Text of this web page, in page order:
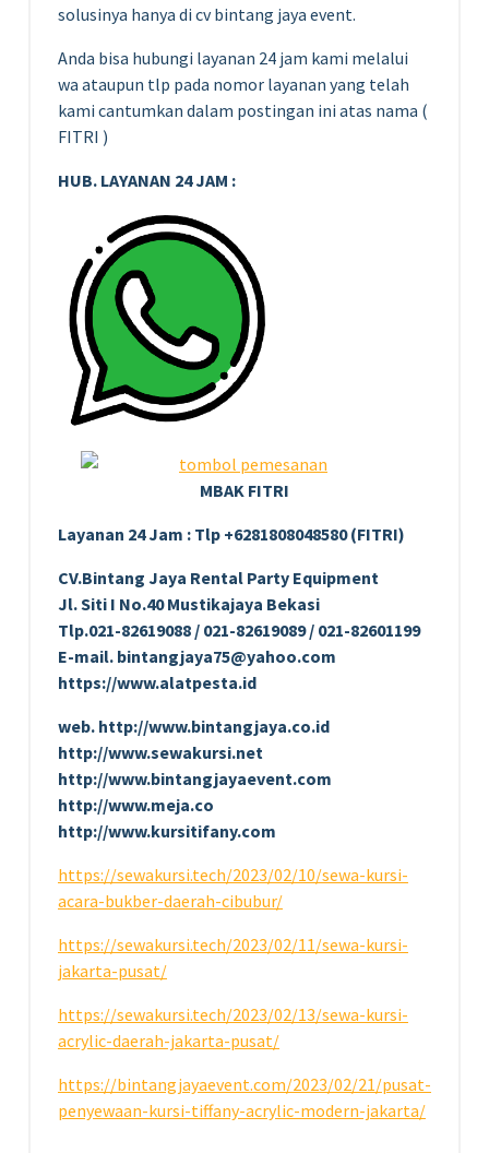
solusinya hanya di cv bintang jaya event.
Anda bisa hubungi layanan 24 jam kami melalui
wa ataupun tlp pada nomor layanan yang telah
kami cantumkan dalam postingan ini atas nama (
FITRI )
HUB. LAYANAN 24 JAM :
MBAK FITRI
Layanan 24 Jam : Tlp +6281808048580 (FITRI)
CV.Bintang Jaya Rental Party Equipment
Jl. Siti I No.40 Mustikajaya Bekasi
Tlp.021-82619088 / 021-82619089 / 021-82601199
E-mail. bintangjaya75@yahoo.com
https://www.alatpesta.id
web. http://www.bintangjaya.co.id
http://www.sewakursi.net
http://www.bintangjayaevent.com
http://www.meja.co
http://www.kursitifany.com
https://sewakursi.tech/2023/02/10/sewa-kursi-
acara-bukber-daerah-cibubur/
https://sewakursi.tech/2023/02/11/sewa-kursi-
jakarta-pusat/
https://sewakursi.tech/2023/02/13/sewa-kursi-
acrylic-daerah-jakarta-pusat/
https://bintangjayaevent.com/2023/02/21/pusat-
penyewaan-kursi-tiffany-acrylic-modern-jakarta/